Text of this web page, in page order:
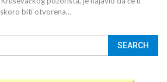
biti otvorena…